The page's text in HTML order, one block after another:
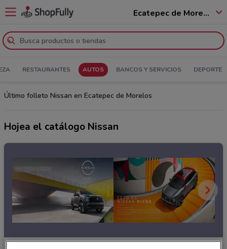
Ecatepec de Morelos - 55100
RESTAURANTES AUTOS BANCOS Y SERVICIOS DEPORTE
Último folleto Nissan en Ecatepec de Morelos
Hojea el catálogo Nissan